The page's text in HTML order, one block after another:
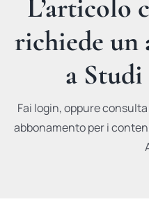
Promozioni
Newsletter
IN
L’articolo
richiede un
a
Fai login, oppure
abbonamento per i